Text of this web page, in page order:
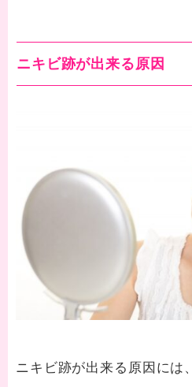
ニキビ跡が出来る原因
ニキビ跡が出来る原因には、